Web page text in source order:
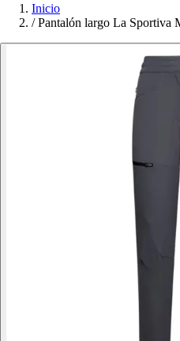
Inicio
/ Pantalón largo La Sportiva